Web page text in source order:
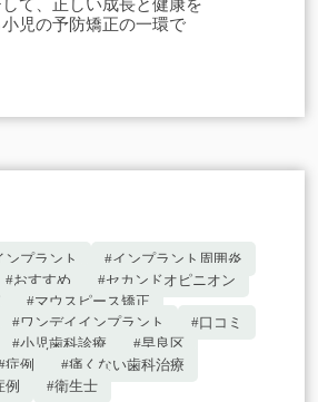
て、正しい成長と健康を
児の予防矯正の一環で
ンプラント
#インプラント周囲炎
#おすすめ
#セカンドオピニオン
#マウスピース矯正
#ワンデイインプラント
#口コミ
#小児歯科診療
#早良区
症例
#痛くない歯科治療
例 #衛生士